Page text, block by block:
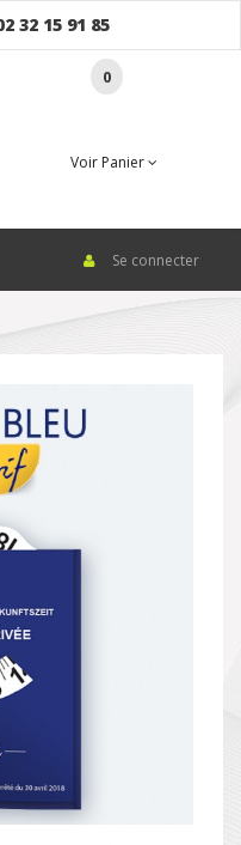
32 15 91 85
0
Voir Panier
Se connecter